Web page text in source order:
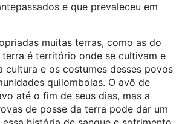
e que prevaleceu em
muitas terras, como as do
terra é território onde se cultivam e
cultura e os costumes desses povos
quilombolas. O avô de
até o fim de seus dias, mas a
de posse da terra pode dar um